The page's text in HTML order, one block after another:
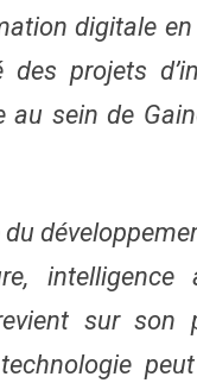
digitale
projets
sein de
intelligence
sur son